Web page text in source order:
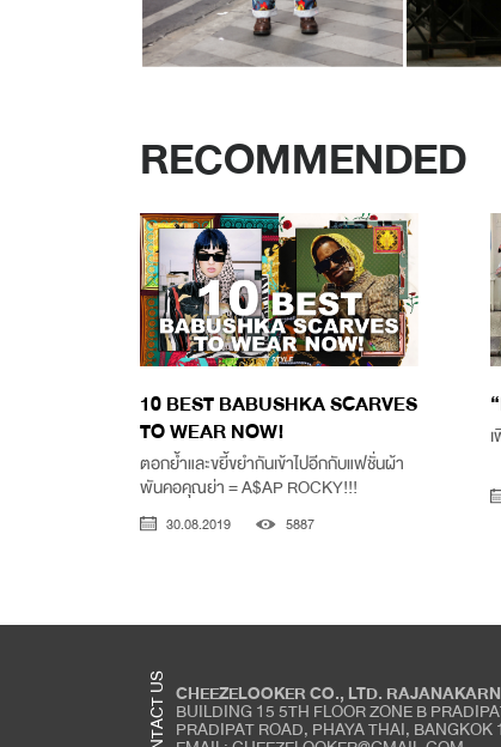
RECOMMENDED
10 BEST BABUSHKA SCARVES
TO WEAR NOW!
ตอกย้ำและขยี้ขยำกันเข้าไปอีกกับแฟชั่นผ้า
พันคอคุณย่า = A$AP ROCKY!!!
30.08.2019 5887
CONTACT US CHEEZELOOKER CO., LTD. RAJANAKARN
BUILDING 15 5TH FLOOR ZONE B
PRADIPAT ROAD, PHAYA THAI, BANGKOK